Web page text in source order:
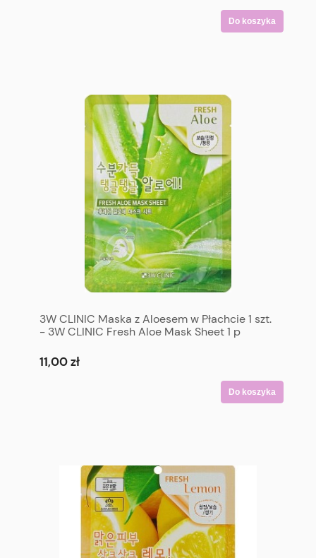
Do koszyka
3W CLINIC Maska z Aloesem w Płachcie 1 szt.
- 3W CLINIC Fresh Aloe Mask Sheet 1 p
11,00 zł
Do koszyka